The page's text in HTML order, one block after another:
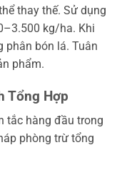
thay thế. Sử dụng
kg/ha. Khi
phân bón lá. Tuân
phẩm.
Tổng Hợp
tắc hàng đầu trong
phòng trừ tổng